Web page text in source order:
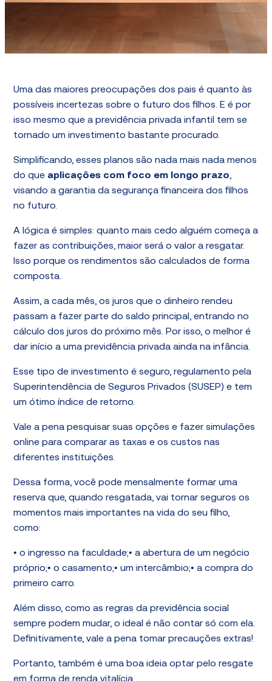
Uma das maiores preocupações dos pais é quanto às
possíveis incertezas sobre o futuro dos filhos. E é por
isso mesmo que a previdência privada infantil tem se
tornado um investimento bastante procurado.
Simplificando, esses planos são nada mais nada menos
do que aplicações com foco em longo prazo,
visando a garantia da segurança financeira dos filhos
no futuro.
A lógica é simples: quanto mais cedo alguém começa a
fazer as contribuições, maior será o valor a resgatar.
Isso porque os rendimentos são calculados de forma
composta.
Assim, a cada mês, os juros que o dinheiro rendeu
passam a fazer parte do saldo principal, entrando no
cálculo dos juros do próximo mês. Por isso, o melhor é
dar início a uma previdência privada ainda na infância.
Esse tipo de investimento é seguro, regulamento pela
Superintendência de Seguros Privados (SUSEP) e tem
um ótimo índice de retorno.
Vale a pena pesquisar suas opções e fazer simulações
online para comparar as taxas e os custos nas
diferentes instituições.
Dessa forma, você pode mensalmente formar uma
reserva que, quando resgatada, vai tornar seguros os
momentos mais importantes na vida do seu filho,
como:
• o ingresso na faculdade;• a abertura de um negócio
próprio;• o casamento;• um intercâmbio;• a compra do
primeiro carro.
Além disso, como as regras da previdência social
sempre podem mudar, o ideal é não contar só com ela.
Definitivamente, vale a pena tomar precauções extras!
Portanto, também é uma boa ideia optar pelo resgate